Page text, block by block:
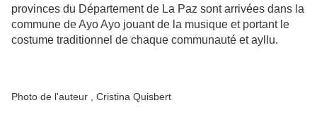
provinces du Département de La Paz sont arrivées dans la
commune de Ayo Ayo jouant de la musique et portant le
costume traditionnel de chaque communauté et ayllu.
Photo de l'auteur , Cristina Quisbert